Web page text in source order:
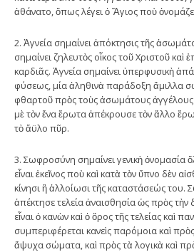
ἀθάνατο, ὅπως λέγει ὁ Ἅγιος ποὺ
2. Ἁγνεία σημαίνει ἀπόκτησις τῆς
σημαίνει ζηλευτὸς οἶκος τοῦ Χριστοῦ καὶ
καρδιᾶς. Ἁγνεία σημαίνει ὑπερφυσικὴ
φύσεως, μία ἀληθινὰ παράδοξη ἅμιλλα
φθαρτοῦ πρὸς τοὺς ἀσωμάτους ἀγγέλους.
μὲ τὸν ἕνα ἔρωτα ἀπέκρουσε τὸν ἄλλο
τὸ ἄϋλο πῦρ.
3. Σωφροσύνη σημαίνει γενικὴ
εἶναι ἐκεῖνος ποὺ καὶ κατὰ τὸν ὕπνο δὲν
κίνησι ἢ ἀλλοίωσι τῆς καταστάσεώς του.
ἀπέκτησε τελεία ἀναισθησία ὡς πρὸς
εἶναι ὁ κανὼν καὶ ὁ ὅρος τῆς τελείας καὶ
συμπεριφέρεται κανεὶς παρόμοια καὶ
ἄψυχα σώματα, καὶ πρὸς τὰ λογικὰ καὶ